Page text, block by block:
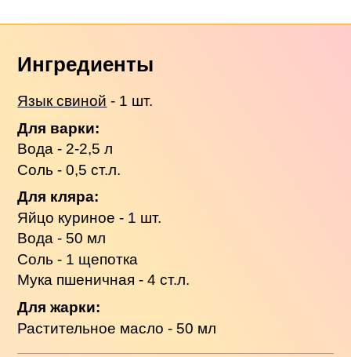
Ингредиенты
Язык свиной - 1 шт.
Для варки:
Вода - 2-2,5 л
Соль - 0,5 ст.л.
Для кляра:
Яйцо куриное - 1 шт.
Вода - 50 мл
Соль - 1 щепотка
Мука пшеничная - 4 ст.л.
Для жарки:
Растительное масло - 50 мл